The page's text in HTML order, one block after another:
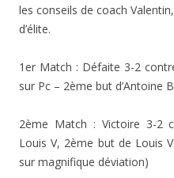
les conseils de coach
d’élite.
1er Match : Défaite 3-2
sur Pc – 2ème but d’Antoine
2ème Match : Victoire 3-2
Louis V, 2ème but de Louis
sur magnifique déviation)